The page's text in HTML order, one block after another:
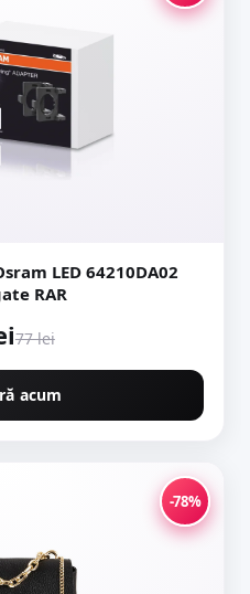
LED 64210DA02
RAR
77 lei
acum
-78%